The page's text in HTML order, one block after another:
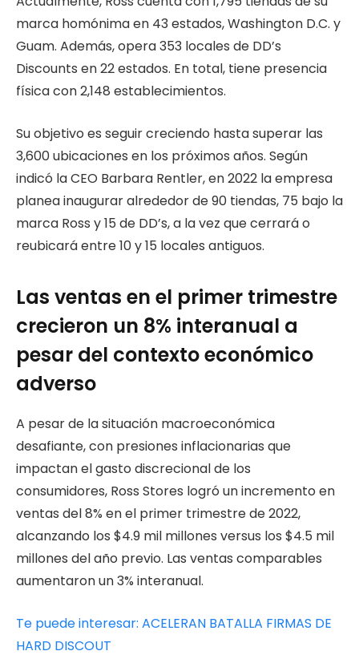
marca homónima en 43 estados, Washington D.C. y
Guam. Además, opera 353 locales de DD’s
Discounts en 22 estados. En total, tiene presencia
física con 2,148 establecimientos.
Su objetivo es seguir creciendo hasta superar las
3,600 ubicaciones en los próximos años. Según
indicó la CEO Barbara Rentler, en 2022 la empresa
planea inaugurar alrededor de 90 tiendas, 75 bajo la
marca Ross y 15 de DD’s, a la vez que cerrará o
reubicará entre 10 y 15 locales antiguos.
Las ventas en el primer trimestre
crecieron un 8% interanual a
pesar del contexto económico
adverso
A pesar de la situación macroeconómica
desafiante, con presiones inflacionarias que
impactan el gasto discrecional de los
consumidores, Ross Stores logró un incremento en
ventas del 8% en el primer trimestre de 2022,
alcanzando los $4.9 mil millones versus los $4.5 mil
millones del año previo. Las ventas comparables
aumentaron un 3% interanual.
Te puede interesar: ACELERAN BATALLA FIRMAS DE
HARD DISCOUT